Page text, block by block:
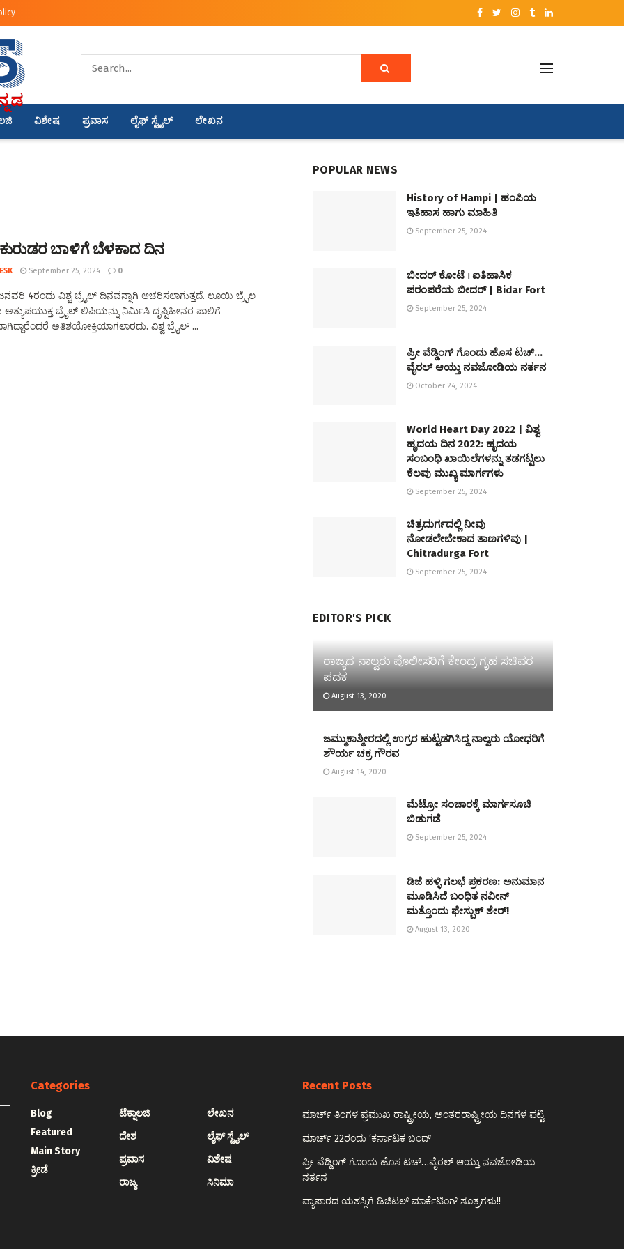
ವಿಶೇಷ ಪ್ರವಾಸ ಲೈಫ್ ಸ್ಟೈಲ್ ಲೇಖನ
ಬಾಳಿಗೆ ಬೆಳಕಾದ ದಿನ
September 25, 2024 0
4ರಂದು ವಿಶ್ವ ಬ್ರೈಲ್ ದಿನವನ್ನಾಗಿ ಆಚರಿಸಲಾಗುತ್ತದೆ. ಲೂಯಿ ಬ್ರೈಲ
ಅತ್ಯುಪಯುಕ್ತ ಬ್ರೈಲ್ ಲಿಪಿಯನ್ನು ನಿರ್ಮಿಸಿ ದೃಷ್ಟಿಹೀನರ ಪಾಲಿಗೆ
ಅತಿಶಯೋಕ್ತಿಯಾಗಲಾರದು. ವಿಶ್ವ ಬ್ರೈಲ್ ...
POPULAR NEWS
History of Hampi | ಹಂಪಿಯ
ಇತಿಹಾಸ ಹಾಗು ಮಾಹಿತಿ
September 25, 2024
ಬೀದರ್ ಕೋಟೆ । ಐತಿಹಾಸಿಕ
ಪರಂಪರೆಯ ಬೀದರ್ | Bidar Fort
September 25, 2024
ಪ್ರೀ ವೆಡ್ಡಿಂಗ್ ಗೊಂದು ಹೊಸ ಟಚ್…
ವೈರಲ್ ಆಯ್ತು ನವಜೋಡಿಯ ನರ್ತನ
October 24, 2024
World Heart Day 2022 | ವಿಶ್ವ
ಹೃದಯ ದಿನ 2022: ಹೃದಯ
ಸಂಬಂಧಿ ಖಾಯಿಲೆಗಳನ್ನು ತಡಗಟ್ಟಲು
ಕೆಲವು ಮುಖ್ಯ ಮಾರ್ಗಗಳು
September 25, 2024
ಚಿತ್ರದುರ್ಗದಲ್ಲಿ ನೀವು
ನೋಡಲೇಬೇಕಾದ ತಾಣಗಳಿವು |
Chitradurga Fort
September 25, 2024
EDITOR'S PICK
ರಾಜ್ಯದ ನಾಲ್ವರು ಪೊಲೀಸರಿಗೆ ಕೇಂದ್ರ ಗೃಹ ಸಚಿವರ
ಪದಕ
August 13, 2020
ಜಮ್ಮುಕಾಶ್ಮೀರದಲ್ಲಿ ಉಗ್ರರ ಹುಟ್ಟಡಗಿಸಿದ್ದ ನಾಲ್ವರು ಯೋಧರಿಗೆ
ಶೌರ್ಯ ಚಕ್ರ ಗೌರವ
August 14, 2020
ಮೆಟ್ರೋ ಸಂಚಾರಕ್ಕೆ ಮಾರ್ಗಸೂಚಿ
ಬಿಡುಗಡೆ
September 25, 2024
ಡಿಜೆ ಹಳ್ಳಿ ಗಲಭೆ ಪ್ರಕರಣ: ಅನುಮಾನ
ಮೂಡಿಸಿದೆ ಬಂಧಿತ ನವೀನ್​
ಮತ್ತೊಂದು ಫೇಸ್ಬುಕ್​ ಶೇರ್!
August 13, 2020
Categories
Blog
Featured
Main Story
ಕ್ರೀಡೆ
ಟೆಕ್ನಾಲಜಿ
ದೇಶ
ಪ್ರವಾಸ
ರಾಜ್ಯ
ಲೇಖನ
ಲೈಫ್ ಸ್ಟೈಲ್
ವಿಶೇಷ
ಸಿನಿಮಾ
Recent Posts
ಮಾರ್ಚ್ ತಿಂಗಳ ಪ್ರಮುಖ ರಾಷ್ಟ್ರೀಯ, ಅಂತರರಾಷ್ಟ್ರೀಯ ದಿನಗಳ ಪಟ್ಟಿ
ಮಾರ್ಚ್ 22ರಂದು ‘ಕರ್ನಾಟಕ ಬಂದ್
ಪ್ರೀ ವೆಡ್ಡಿಂಗ್ ಗೊಂದು ಹೊಸ ಟಚ್…ವೈರಲ್ ಆಯ್ತು ನವಜೋಡಿಯ
ನರ್ತನ
ವ್ಯಾಪಾರದ ಯಶಸ್ಸಿಗೆ ಡಿಜಿಟಲ್ ಮಾರ್ಕೆಟಿಂಗ್ ಸೂತ್ರಗಳು!!